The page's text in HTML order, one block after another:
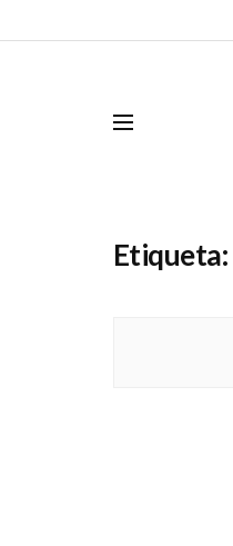
Etiqueta: